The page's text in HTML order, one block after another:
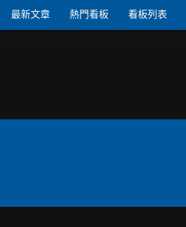
最新文章 熱門看板 看板列表